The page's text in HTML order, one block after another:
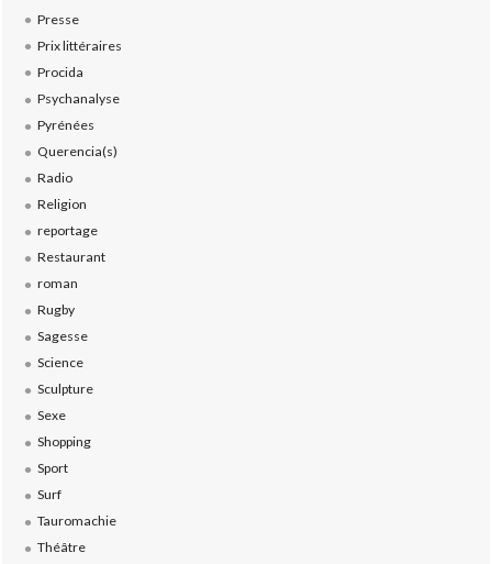
Presse
Prix littéraires
Procida
Psychanalyse
Pyrénées
Querencia(s)
Radio
Religion
reportage
Restaurant
roman
Rugby
Sagesse
Science
Sculpture
Sexe
Shopping
Sport
Surf
Tauromachie
Théâtre